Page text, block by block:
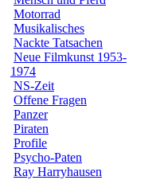
Motorrad
Musikalisches
Nackte Tatsachen
Neue Filmkunst 1953-
1974
NS-Zeit
Offene Fragen
Panzer
Piraten
Profile
Psycho-Paten
Ray Harryhausen